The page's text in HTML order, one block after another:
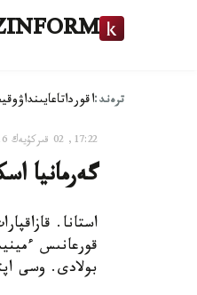
ترەند:اقورداتاعايىنداۋ
17:22, 02 قىركۇيەك 2016
گەرمانيا
استانا.
قورعانىس
بولادى. وسى اپتادا